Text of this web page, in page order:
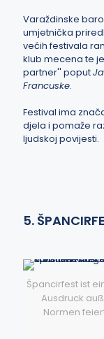
Varaždinske
umjetnička
većih festivala
klub mecena te
partner'' poput
Francuske.
Festival ima
djela i pomaže
ljudskoj povijesti.
5.
Špancirfest ist
Ausdruck
Normen